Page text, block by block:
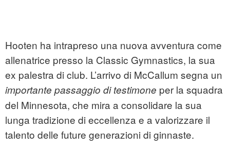
Hooten ha intrapreso una nuova avventura come
allenatrice presso la Classic Gymnastics, la sua
ex palestra di club. L’arrivo di McCallum segna un
importante passaggio di testimone per la squadra
del Minnesota, che mira a consolidare la sua
lunga tradizione di eccellenza e a valorizzare il
talento delle future generazioni di ginnaste.